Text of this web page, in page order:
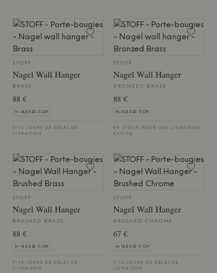
STOFF
Nagel Wall Hanger
BRASS
88 €
H: 14,5 X Ø: 11 CM
7-14 JOURS DE DÉLAI DE
LIVRAISON
STOFF
Nagel Wall Hanger
BRONZED BRASS
88 €
H: 14,5 X Ø: 11 CM
EN STOCK POUR UNE LIVRAISON
RAPIDE
STOFF
Nagel Wall Hanger
BRUSHED BRASS
88 €
H: 14,5 X Ø: 11 CM
7-14 JOURS DE DÉLAI DE
LIVRAISON
STOFF
Nagel Wall Hanger
BRUSHED CHROME
67 €
H: 14,5 X Ø: 11 CM
7-14 JOURS DE DÉLAI DE
LIVRAISON